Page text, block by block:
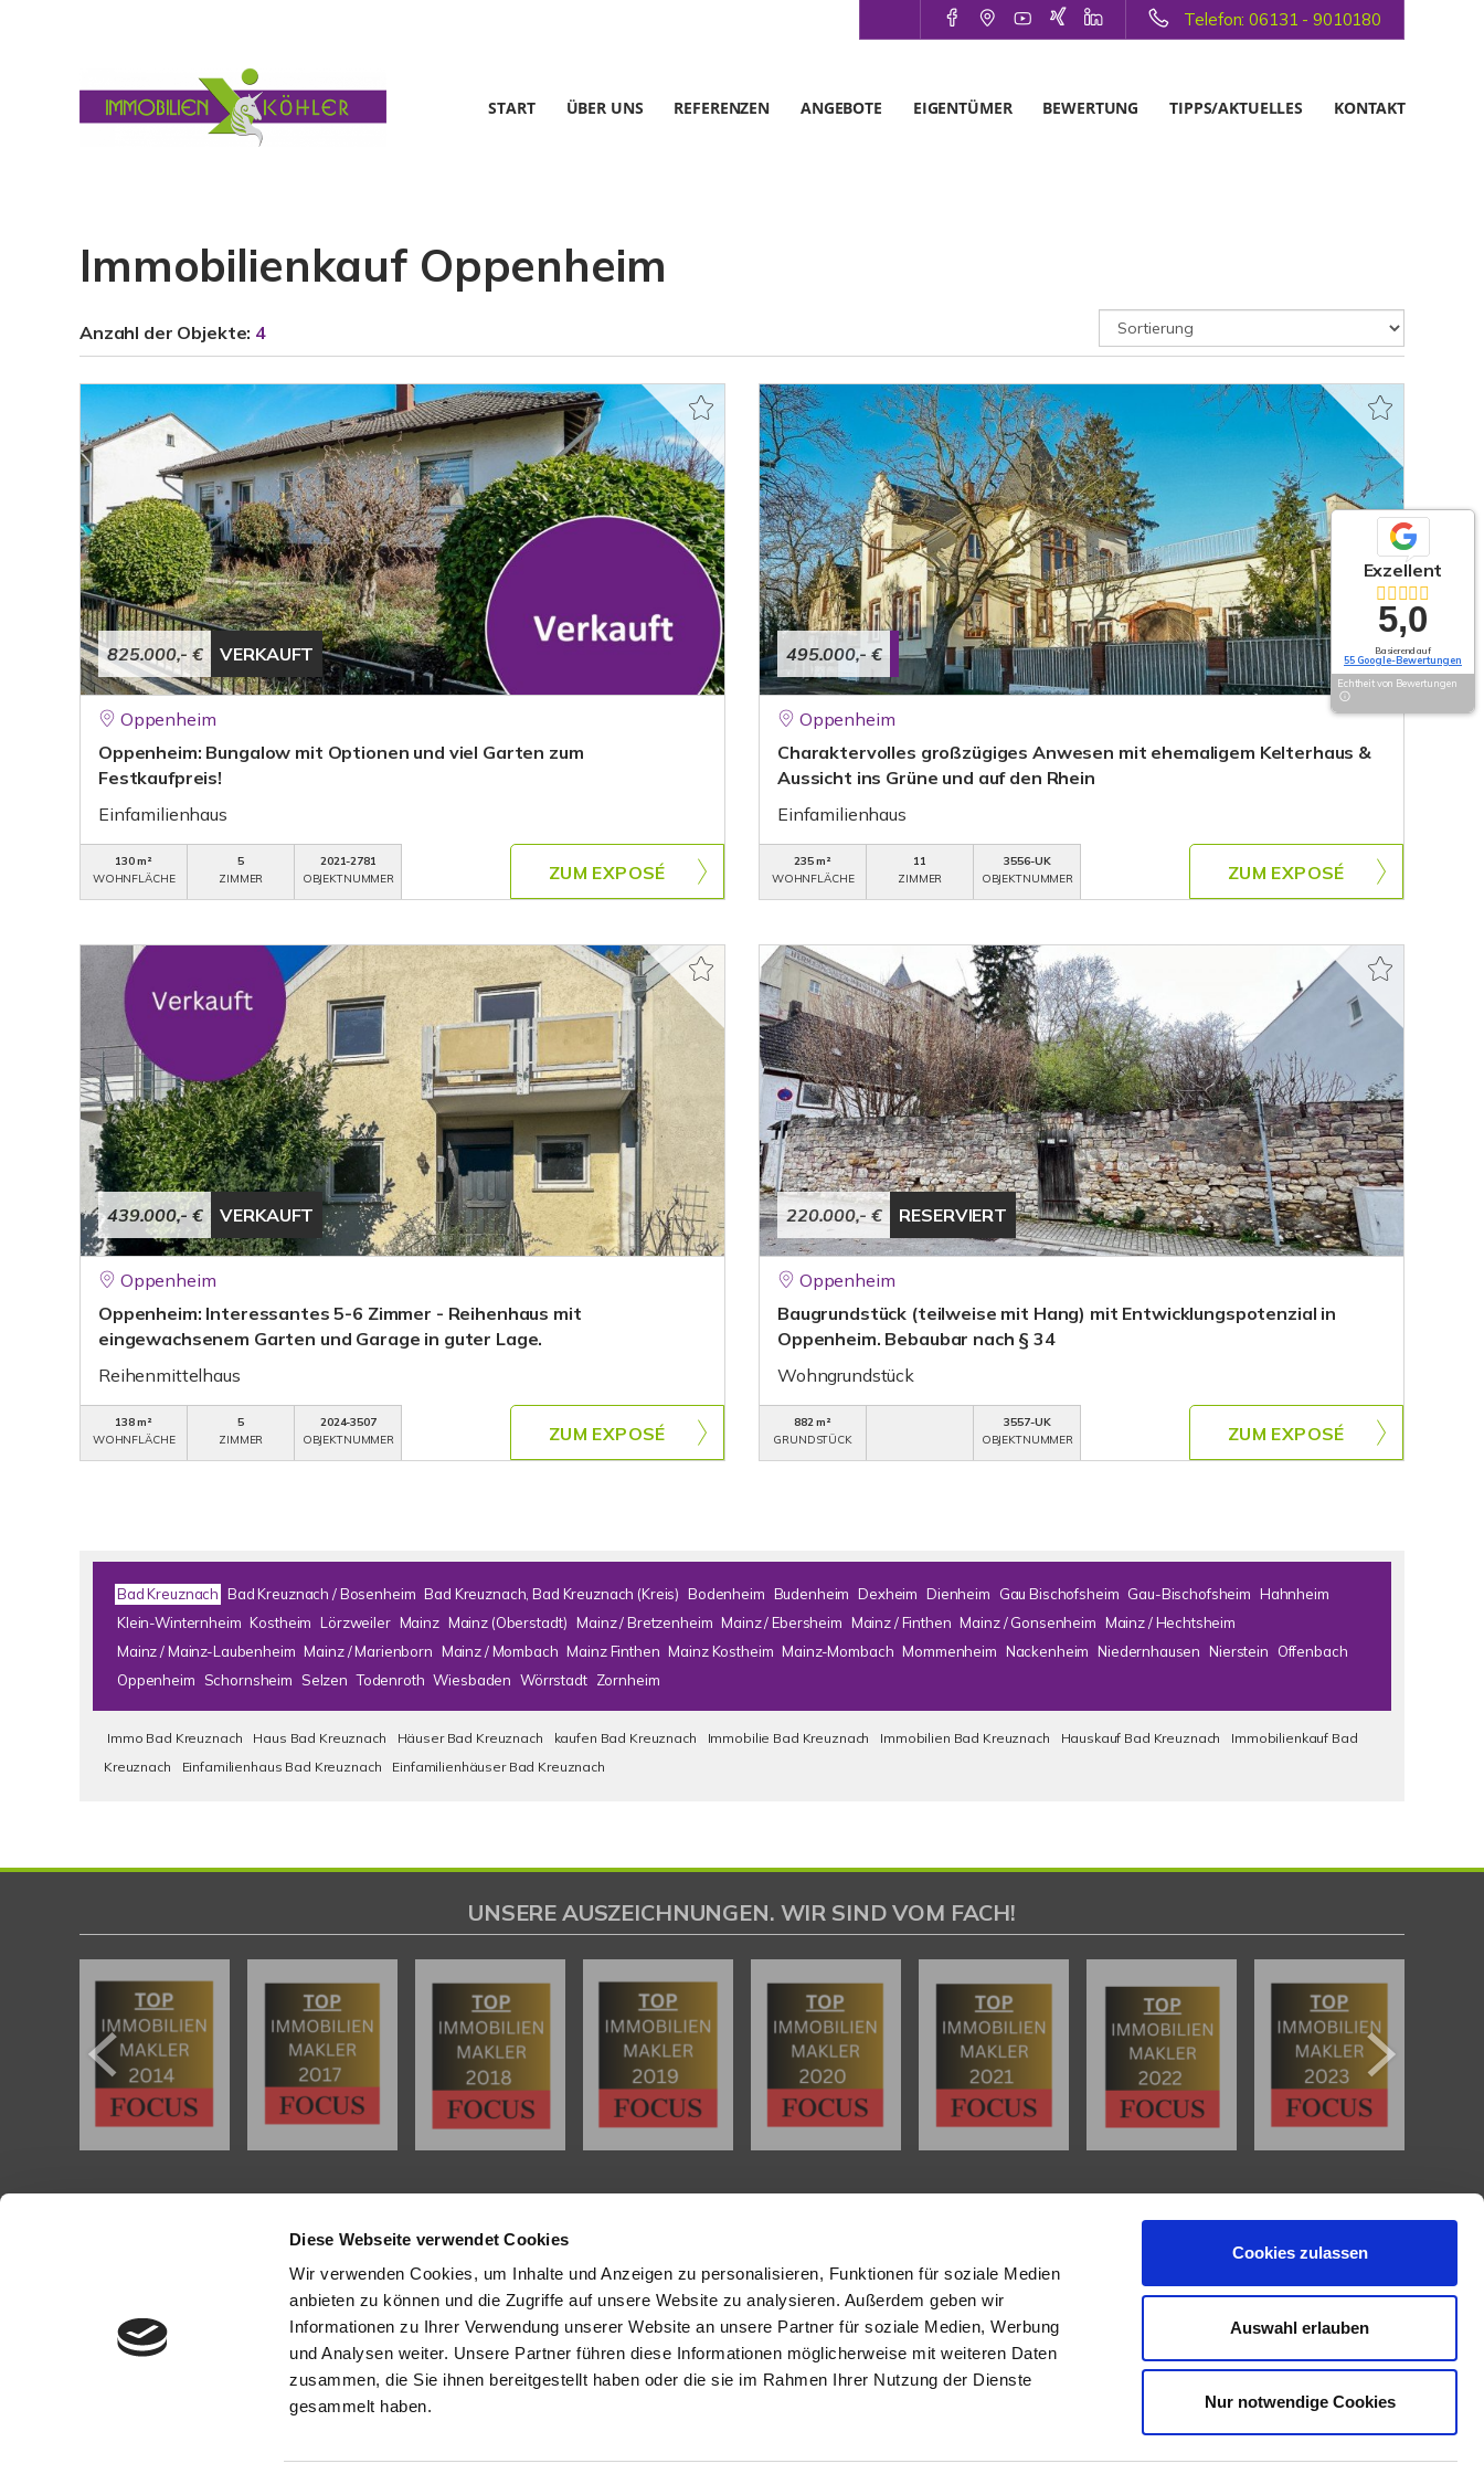
Diese Webseite verwendet Cookies
Wir verwenden Cookies, um Inhalte und Anzeigen zu personalisieren, Funktionen für soziale Medien
anbieten zu können und die Zugriffe auf unsere Website zu analysieren. Außerdem geben wir
Informationen zu Ihrer Verwendung unserer Website an unsere Partner für soziale Medien, Werbung
und Analysen weiter. Unsere Partner führen diese Informationen möglicherweise mit weiteren Daten
zusammen, die Sie ihnen bereitgestellt haben oder die sie im Rahmen Ihrer Nutzung der Dienste
gesammelt haben.
Cookies zulassen
Auswahl erlauben
Nur notwendige Cookies
Telefon: 06131 - 9010180
START ÜBER UNS REFERENZEN ANGEBOTE EIGENTÜMER BEWERTUNG TIPPS/AKTUELLES KONTAKT
Immobilienkauf Oppenheim
Anzahl der Objekte: 4
825.000,- € VERKAUFT
Oppenheim
Oppenheim: Bungalow mit Optionen und viel Garten zum
Festkaufpreis!
Einfamilienhaus
130 m²
WOHNFLÄCHE
5
ZIMMER
2021-2781
OBJEKTNUMMER
ZUM EXPOSÉ
495.000,- €
Oppenheim
Charaktervolles großzügiges Anwesen mit ehemaligem Kelterhaus &
Aussicht ins Grüne und auf den Rhein
Einfamilienhaus
235 m²
WOHNFLÄCHE
11
ZIMMER
3556-UK
OBJEKTNUMMER
ZUM EXPOSÉ
439.000,- € VERKAUFT
Oppenheim
Oppenheim: Interessantes 5-6 Zimmer - Reihenhaus mit
eingewachsenem Garten und Garage in guter Lage.
Reihenmittelhaus
138 m²
WOHNFLÄCHE
5
ZIMMER
2024-3507
OBJEKTNUMMER
ZUM EXPOSÉ
220.000,- € RESERVIERT
Oppenheim
Baugrundstück (teilweise mit Hang) mit Entwicklungspotenzial in
Oppenheim. Bebaubar nach § 34
Wohngrundstück
882 m²
GRUNDSTÜCK
3557-UK
OBJEKTNUMMER
ZUM EXPOSÉ
Bad Kreuznach Bad Kreuznach / Bosenheim Bad Kreuznach, Bad Kreuznach (Kreis) Bodenheim Budenheim Dexheim Dienheim Gau Bischofsheim Gau-Bischofsheim Hahnheim
Klein-Winternheim Kostheim Lörzweiler Mainz Mainz (Oberstadt) Mainz / Bretzenheim Mainz / Ebersheim Mainz / Finthen Mainz / Gonsenheim Mainz / Hechtsheim
Mainz / Mainz-Laubenheim Mainz / Marienborn Mainz / Mombach Mainz Finthen Mainz Kostheim Mainz-Mombach Mommenheim Nackenheim Niedernhausen Nierstein
Offenbach
Oppenheim
Schornsheim Selzen Todenroth Wiesbaden Wörrstadt Zornheim
Immo Bad Kreuznach Haus Bad Kreuznach Häuser Bad Kreuznach kaufen Bad Kreuznach Immobilie Bad Kreuznach Immobilien Bad Kreuznach Hauskauf Bad Kreuznach
Immobilienkauf Bad
Kreuznach
Einfamilienhaus Bad Kreuznach Einfamilienhäuser Bad Kreuznach
Exzellent
5,0
Basierend auf
55 Google-Bewertungen
Echtheit von Bewertungen
UNSERE AUSZEICHNUNGEN. WIR SIND VOM FACH!
KONTAKT
Tel.: +49 (0) 6131 / 9010180
E-Mail: buero@immobilien-koehler.de
Internet: www.immobilien-koehler.de
PROFIL
Als kompetenterImmobilienmakler in
Mainz und Dipl. Sachverständiger (DIA)
in Mainz und Umgebungstehen wir Ihnen
bei der Bewertung und beim Verkauf Ihrer
Immobilie zur Seite.
Mit umfassendem Fachwissen und lokaler
Sprechen Sie uns an - wir sind für Sie da.
INHALT
Start
Über uns
Referenzen
Angebote
Eigentümer
Bewertung
IMMOBILIENANGEBOTE
Häuser zum Kauf
Mietangebote
Renditeobjekte
Gewerbeimmobilien